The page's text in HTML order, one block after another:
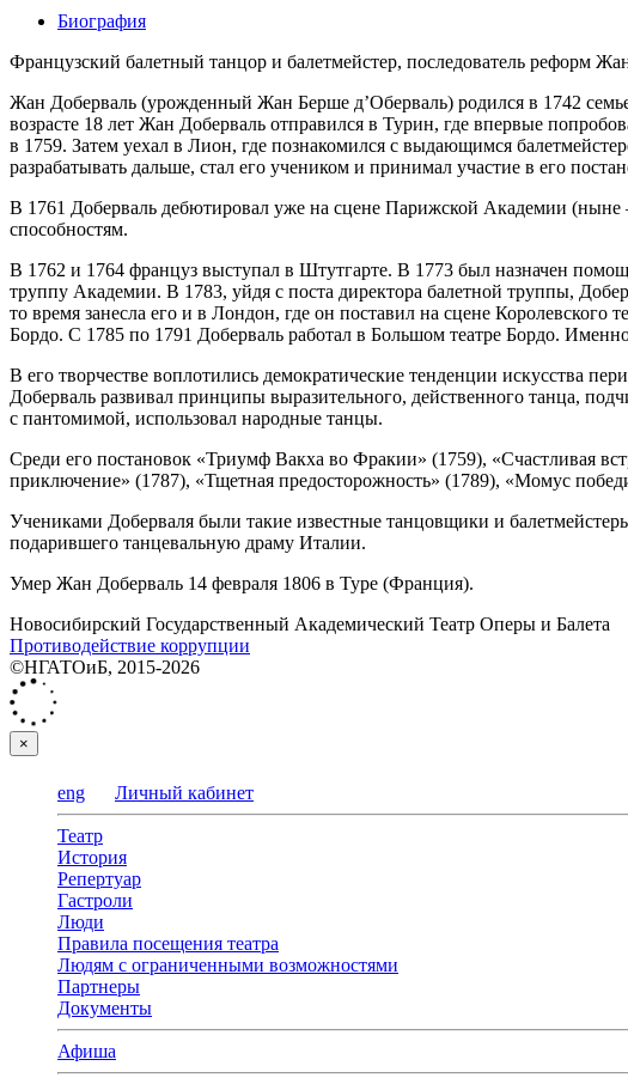
Биография
Французский балетный танцор и балетмейстер, последователь реформ
Жан Доберваль (урожденный Жан Берше д’Оберваль) родился в 1742
возрасте 18 лет Жан Доберваль отправился в Турин, где впервые
в 1759. Затем уехал в Лион, где познакомился с выдающимся
разрабатывать дальше, стал его учеником и принимал участие в его
В 1761 Доберваль дебютировал уже на сцене Парижской Академии (ныне
способностям.
В 1762 и 1764 француз выступал в Штутгарте. В 1773 был назначен
труппу Академии. В 1783, уйдя с поста директора балетной труппы,
то время занесла его и в Лондон, где он поставил на сцене
Бордо. С 1785 по 1791 Доберваль работал в Большом театре Бордо.
В его творчестве воплотились демократические тенденции искусства
Доберваль развивал принципы выразительного, действенного танца,
с пантомимой, использовал народные танцы.
Среди его постановок «Триумф Вакха во Фракии» (1759), «Счастливая
приключение» (1787), «Тщетная предосторожность» (1789), «Момус
Учениками Доберваля были такие известные танцовщики и
подарившего танцевальную драму Италии.
Умер Жан Доберваль 14 февраля 1806 в Туре (Франция).
Новосибирский Государственный Академический Театр Оперы и Балета
Противодействие коррупции
©НГАТОиБ, 2015-2026
×
eng Личный кабинет
Театр
История
Репертуар
Гастроли
Люди
Правила посещения театра
Людям с ограниченными возможностями
Партнеры
Документы
Афиша